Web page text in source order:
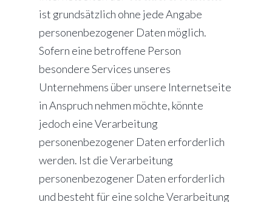
ist grundsätzlich ohne jede Angabe
personenbezogener Daten möglich.
Sofern eine betroffene Person
besondere Services unseres
Unternehmens über unsere Internetseite
in Anspruch nehmen möchte, könnte
jedoch eine Verarbeitung
personenbezogener Daten erforderlich
werden. Ist die Verarbeitung
personenbezogener Daten erforderlich
und besteht für eine solche Verarbeitung